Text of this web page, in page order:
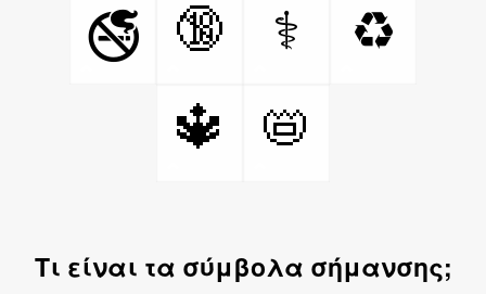
🚭 🔞 ⚕
♻
🔱
📛
Τι είναι τα σύμβολα σήμανσης;